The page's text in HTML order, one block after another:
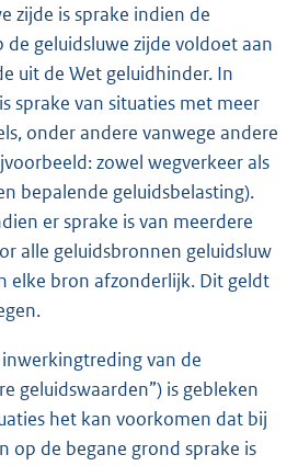
zijde is sprake indien de
de geluidsluwe zijde voldoet aan
uit de Wet geluidhinder. In
sprake van situaties met meer
onder andere vanwege andere
zowel wegverkeer als
bepalende geluidsbelasting).
er sprake is van meerdere
alle geluidsbronnen geluidsluw
elke bron afzonderlijk. Dit geldt
van de
geluidswaarden”) is gebleken
het kan voorkomen dat bij
op de begane grond sprake is